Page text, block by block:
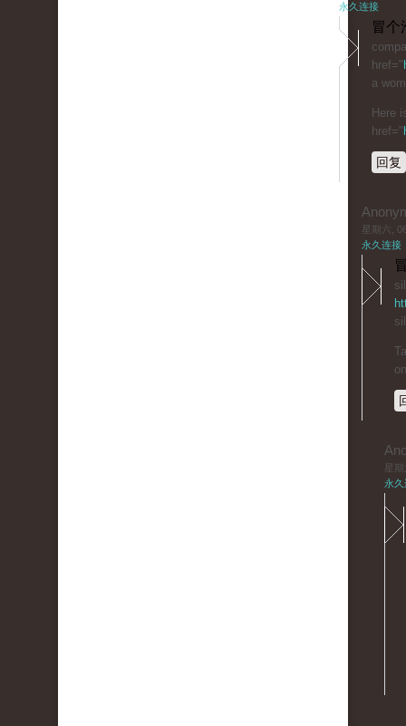
永久连接
冒个
href="
a
Here
href="
回复
星期六,
永久连接
星
永久